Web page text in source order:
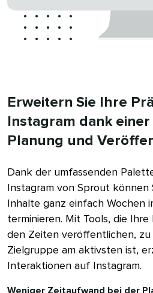
Erweitern Sie Ihre
Instagram dank
Planung und
Dank der umfassenden
Instagram von Sprout können
Inhalte ganz einfach Wochen
terminieren. Mit Tools, die
den Zeiten veröffentlichen,
Zielgruppe am aktivsten ist,
Interaktionen auf Instagram.​​
Weniger Zeitaufwand bei der